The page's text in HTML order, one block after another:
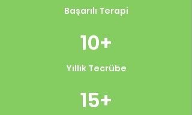
Başarılı Terapi
10+
Yıllık Tecrübe
15+